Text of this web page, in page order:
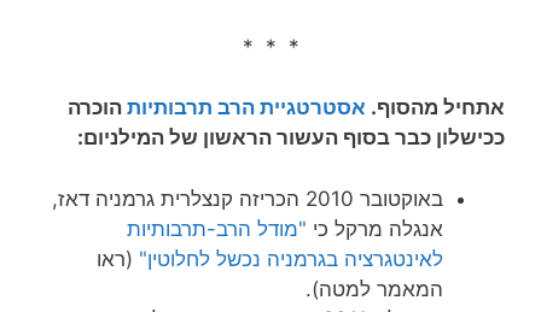
* * *
אתחיל מהסוף. אסטרטגיית הרב תרבותיות הוכרה
ככישלון כבר בסוף העשור הראשון של המילניום:
באוקטובר 2010 הכריזה קנצלרית גרמניה דאז,
אנגלה מרקל כי "מודל הרב-תרבותיות
לאינטגרציה בגרמניה נכשל לחלוטין" (ראו
המאמר למטה).